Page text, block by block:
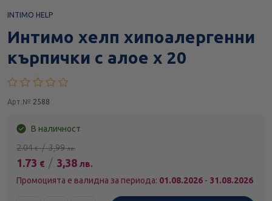
INTIMO HELP
Интимо хелп хипоалергенни
кърпички с алое х 20
Арт.№ 2588
В наличност
2.04 € / 3,99 лв.
1.73 € / 3,38 лв.
Промоцията е валидна за периода: 01.08.2026 - 31.08.2026